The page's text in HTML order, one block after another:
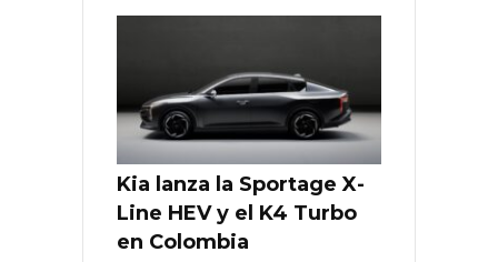
Kia lanza la Sportage X-
Line HEV y el K4 Turbo
en Colombia